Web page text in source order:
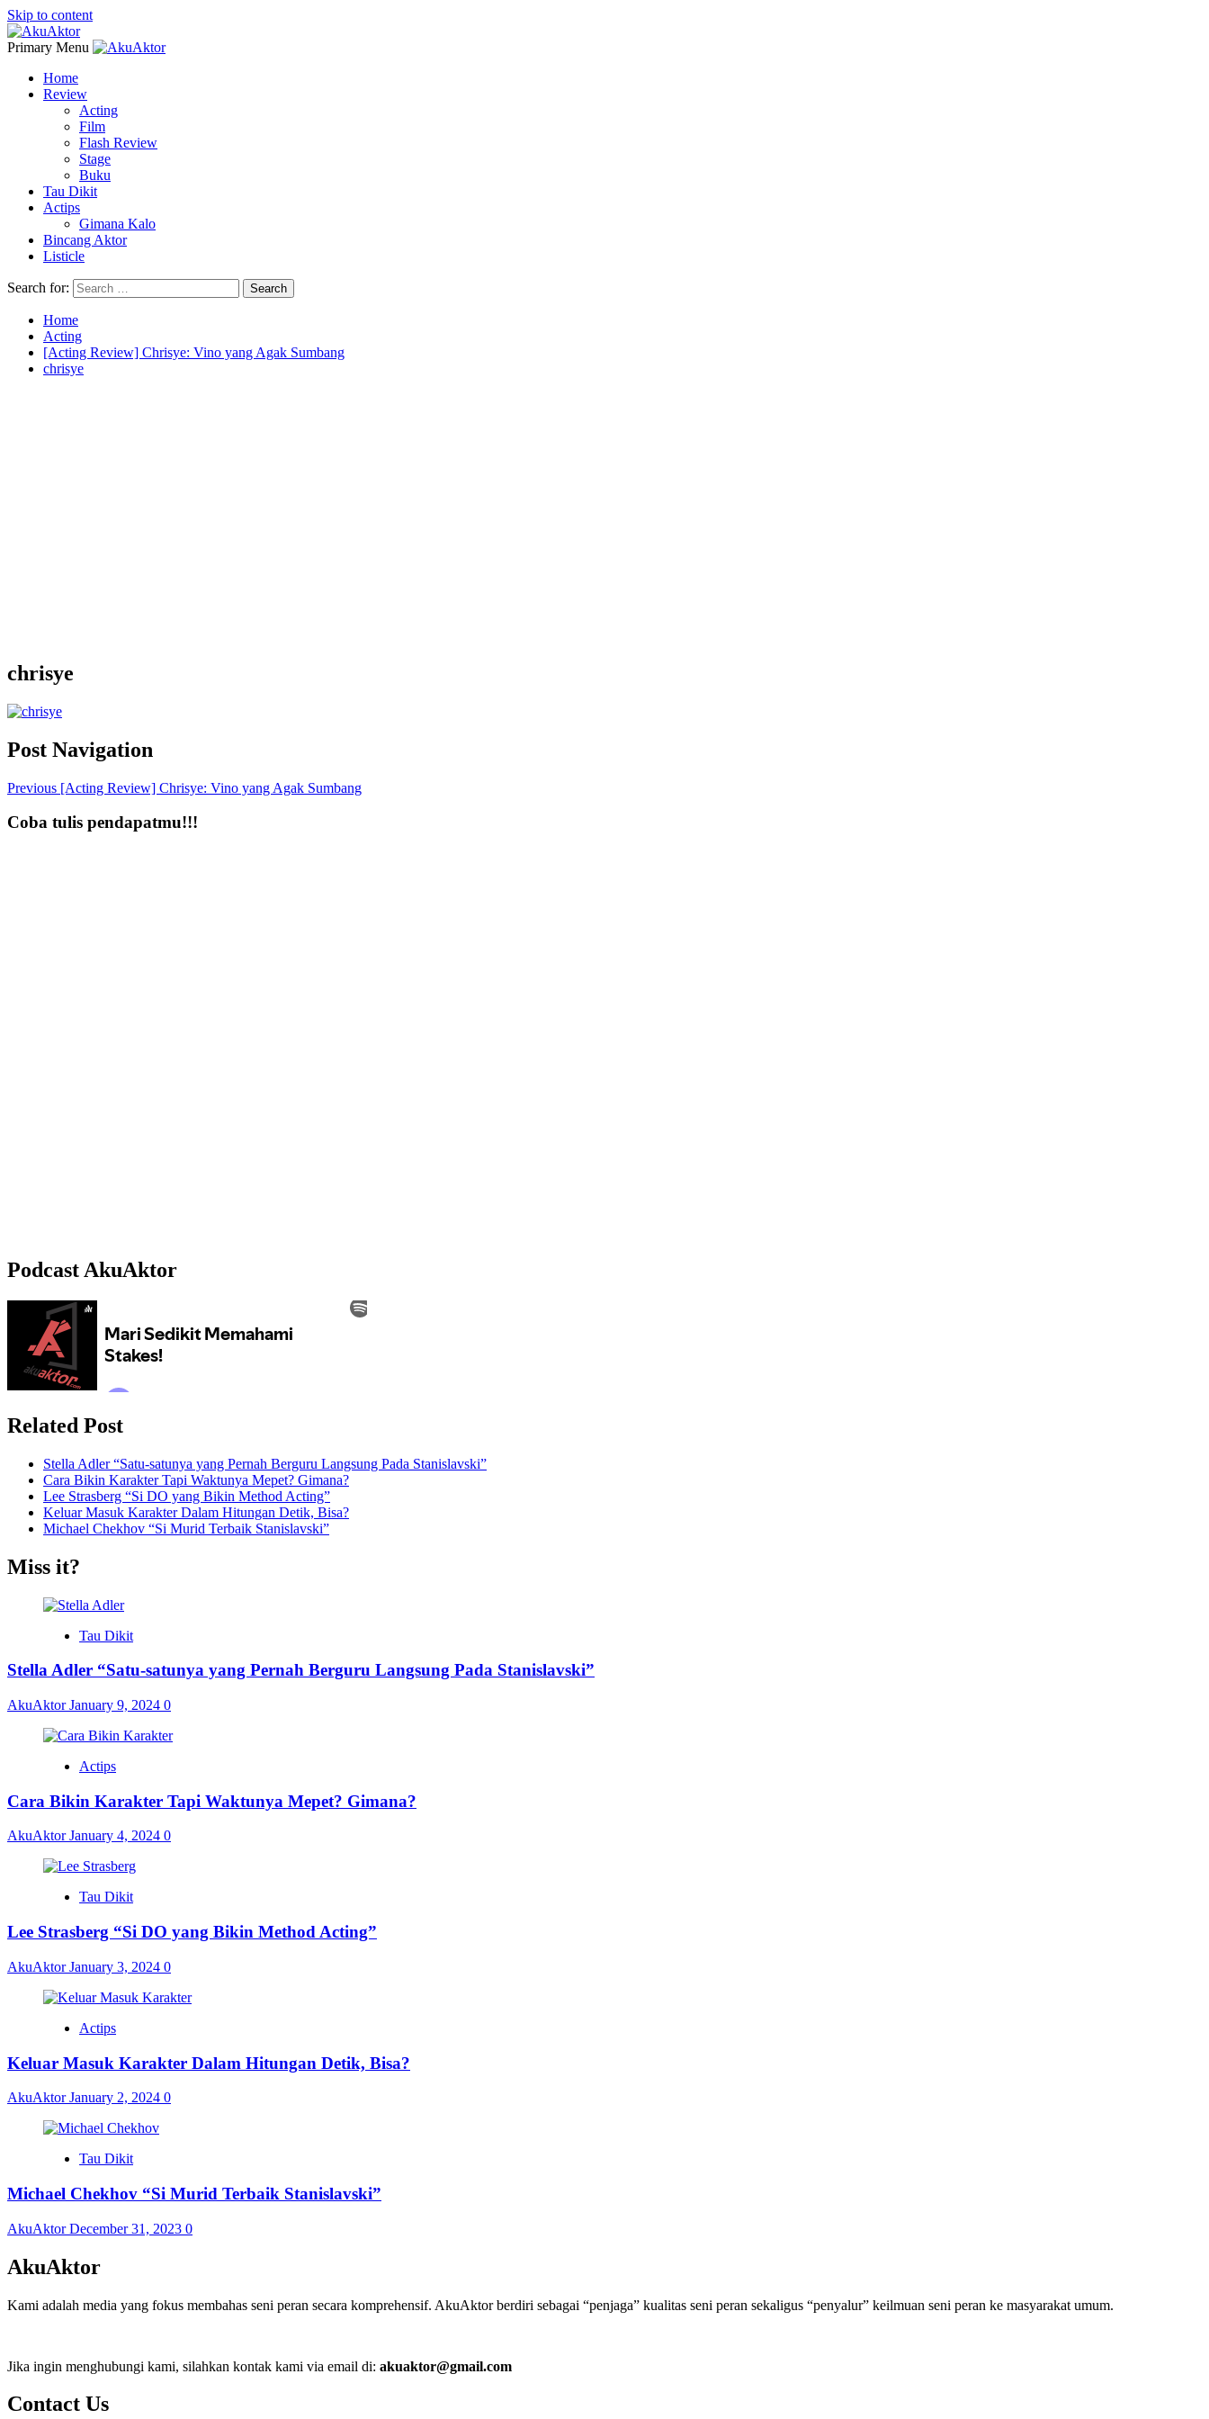
Skip to content
Primary Menu
Home
Review
Acting
Film
Flash Review
Stage
Buku
Tau Dikit
Actips
Gimana Kalo
Bincang Aktor
Listicle
Search for:
Home
Acting
[Acting Review] Chrisye: Vino yang Agak Sumbang
chrisye
chrisye
Post Navigation
Previous [Acting Review] Chrisye: Vino yang Agak Sumbang
Coba tulis pendapatmu!!!
Podcast AkuAktor
Related Post
Stella Adler “Satu-satunya yang Pernah Berguru Langsung Pada Stanislavski”
Cara Bikin Karakter Tapi Waktunya Mepet? Gimana?
Lee Strasberg “Si DO yang Bikin Method Acting”
Keluar Masuk Karakter Dalam Hitungan Detik, Bisa?
Michael Chekhov “Si Murid Terbaik Stanislavski”
Miss it?
Tau Dikit
Stella Adler “Satu-satunya yang Pernah Berguru Langsung Pada Stanislavski”
AkuAktorJanuary 9, 2024 0
Actips
Cara Bikin Karakter Tapi Waktunya Mepet? Gimana?
AkuAktorJanuary 4, 2024 0
Tau Dikit
Lee Strasberg “Si DO yang Bikin Method Acting”
AkuAktorJanuary 3, 2024 0
Actips
Keluar Masuk Karakter Dalam Hitungan Detik, Bisa?
AkuAktorJanuary 2, 2024 0
Tau Dikit
Michael Chekhov “Si Murid Terbaik Stanislavski”
AkuAktorDecember 31, 2023 0
AkuAktor
Kami adalah media yang fokus membahas seni peran secara komprehensif. AkuAktor berdiri sebagai “penjaga” kualitas seni peran sekaligus “penyalur” keilmuan seni peran ke masyarakat umum.
Jika ingin menghubungi kami, silahkan kontak kami via email di: akuaktor@gmail.com
Contact Us